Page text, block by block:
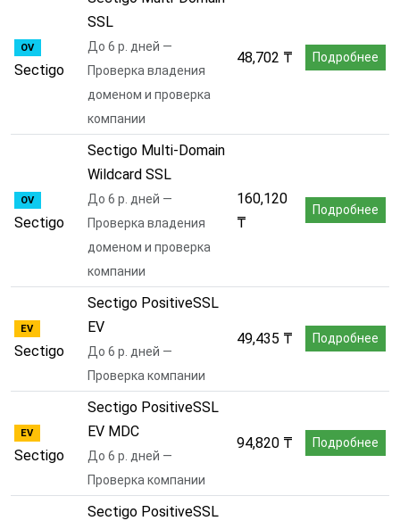
OV
Sectigo
SSL
До 6 р. дней —
Проверка владения
доменом и проверка
компании
48,702 ₸ Подробнее
OV
Sectigo
Sectigo Multi-Domain
Wildcard SSL
До 6 р. дней —
Проверка владения
доменом и проверка
компании
160,120
₸
Подробнее
EV
Sectigo
Sectigo PositiveSSL
EV
До 6 р. дней —
Проверка компании
49,435 ₸ Подробнее
EV
Sectigo
Sectigo PositiveSSL
EV MDC
До 6 р. дней —
Проверка компании
94,820 ₸ Подробнее
Sectigo PositiveSSL